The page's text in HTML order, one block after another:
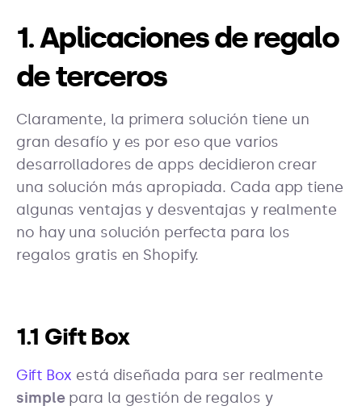
1. Aplicaciones de regalo
de terceros
Claramente, la primera solución tiene un
gran desafío y es por eso que varios
desarrolladores de apps decidieron crear
una solución más apropiada. Cada app tiene
algunas ventajas y desventajas y realmente
no hay una solución perfecta para los
regalos gratis en Shopify.
1.1 Gift Box
Gift Box está diseñada para ser realmente
simplepara la gestión de regalos y